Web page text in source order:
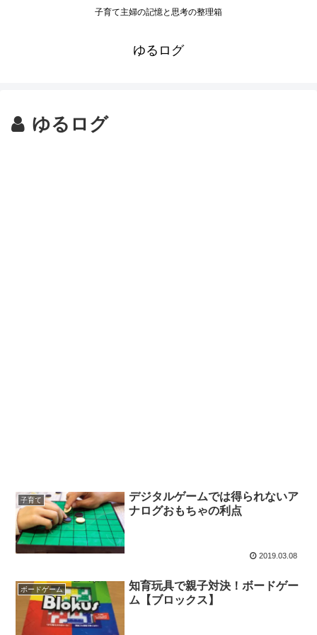
子育て主婦の記憶と思考の整理箱
ゆるログ
ゆるログ
子育て
デジタルゲームでは得られないア
ナログおもちゃの利点
2019.03.08
ボードゲーム
知育玩具で親子対決！ボードゲー
ム【ブロックス】